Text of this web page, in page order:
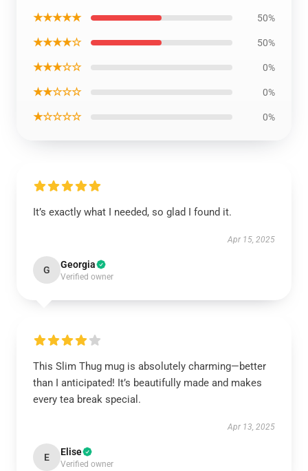
★★★★★ 50%
★★★★☆ 50%
★★★☆☆ 0%
★★☆☆☆ 0%
★☆☆☆☆ 0%
It’s exactly what I needed, so glad I found it.
Apr 15, 2025
G Georgia
Verified owner
This Slim Thug mug is absolutely charming—better
than I anticipated! It’s beautifully made and makes
every tea break special.
Apr 13, 2025
E Elise
Verified owner